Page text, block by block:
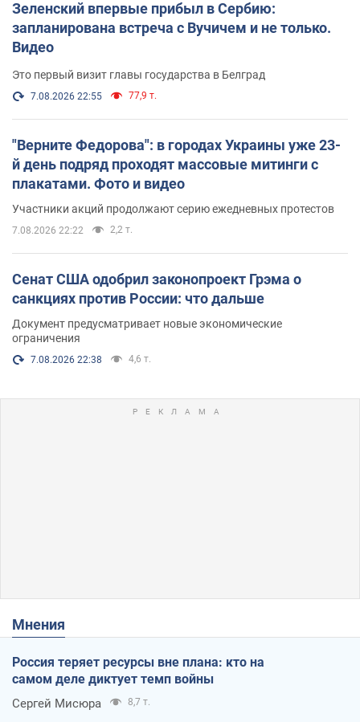
Зеленский впервые прибыл в Сербию:
запланирована встреча с Вучичем и не только.
Видео
Это первый визит главы государства в Белград
7.08.2026 22:55 77,9 т.
"Верните Федорова": в городах Украины уже 23-
й день подряд проходят массовые митинги с
плакатами. Фото и видео
Участники акций продолжают серию ежедневных протестов
7.08.2026 22:22 2,2 т.
Сенат США одобрил законопроект Грэма о
санкциях против России: что дальше
Документ предусматривает новые экономические
ограничения
7.08.2026 22:38 4,6 т.
Мнения
Россия теряет ресурсы вне плана: кто на
самом деле диктует темп войны
Сергей Мисюра 8,7 т.